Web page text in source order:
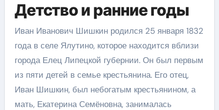
Детство и ранние годы
Иван Иванович Шишкин родился 25 января 1832
года в селе Ялутино, которое находится вблизи
города Елец Липецкой губернии. Он был первым
из пяти детей в семье крестьянина. Его отец,
Иван Шишкин, был небогатым крестьянином, а
мать, Екатерина Семёновна, занималась